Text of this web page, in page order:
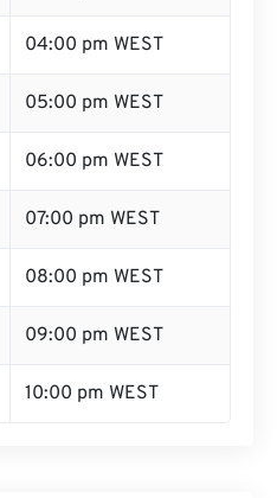
04:00 pm WEST
05:00 pm WEST
06:00 pm WEST
07:00 pm WEST
08:00 pm WEST
09:00 pm WEST
10:00 pm WEST